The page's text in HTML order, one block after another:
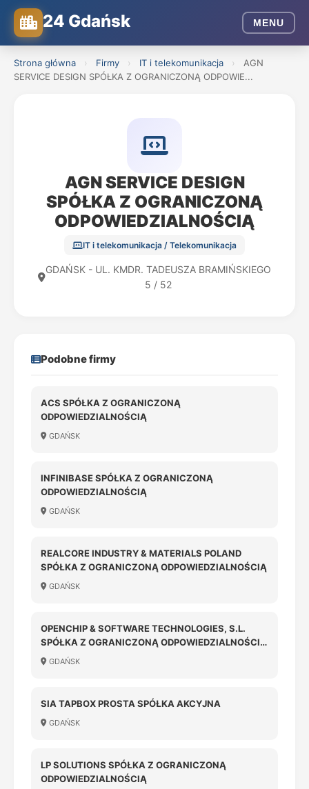
24 Gdańsk MENU
Strona główna › Firmy › IT i telekomunikacja ›
AGN
SERVICE DESIGN SPÓŁKA Z OGRANICZONĄ ODPOWIE...
AGN SERVICE DESIGN
SPÓŁKA Z OGRANICZONĄ
ODPOWIEDZIALNOŚCIĄ
IT i telekomunikacja / Telekomunikacja
GDAŃSK - UL. KMDR. TADEUSZA BRAMIŃSKIEGO
5 / 52
Podobne firmy
ACS SPÓŁKA Z OGRANICZONĄ
ODPOWIEDZIALNOŚCIĄ
GDAŃSK
INFINIBASE SPÓŁKA Z OGRANICZONĄ
ODPOWIEDZIALNOŚCIĄ
GDAŃSK
REALCORE INDUSTRY & MATERIALS POLAND
SPÓŁKA Z OGRANICZONĄ ODPOWIEDZIALNOŚCIĄ
GDAŃSK
OPENCHIP & SOFTWARE TECHNOLOGIES, S.L.
SPÓŁKA Z OGRANICZONĄ ODPOWIEDZIALNOŚCIĄ
ODDZIAŁ W POLSCE
GDAŃSK
SIA TAPBOX PROSTA SPÓŁKA AKCYJNA
GDAŃSK
LP SOLUTIONS SPÓŁKA Z OGRANICZONĄ
ODPOWIEDZIALNOŚCIĄ